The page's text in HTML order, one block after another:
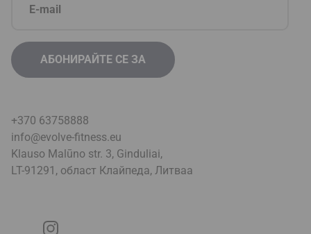
+370 63758888
info@evolve-fitness.eu
Klauso Malūno str. 3, Ginduliai,
LT-91291, област Клайпеда, Литваa